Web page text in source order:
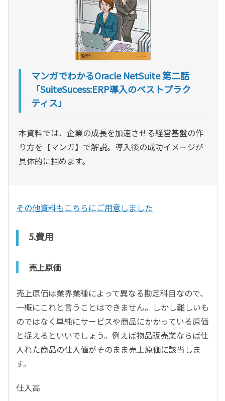
マンガでわかるOracle NetSuite 第二話
「SuiteSucess:ERP導入のベストプラク
ティス」
本資料では、企業の成長を加速させる経営基盤の作
り方を【マンガ】で解説。導入後の成功イメージが
具体的に掴めます。
その他資料もこちらにご用意しました
5.費用
売上原価
売上原価は業界業種によって異なる勘定科目なので、
一概にこれと言うことはできません。しかし難しいも
のではなく単純にサービスや商品にかかっている原価
と捉えるといいでしょう。例えば物品販売業ならば仕
入れた商品の仕入値がそのまま売上原価に該当しま
す。
仕入高